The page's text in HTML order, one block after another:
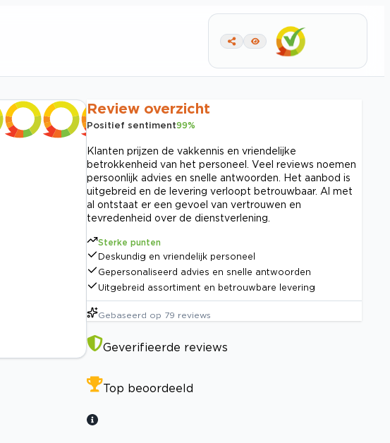
Review overzicht
Positief sentiment99%
Klanten prijzen de vakkennis en vriendelijke
betrokkenheid van het personeel. Veel reviews noemen
persoonlijk advies en snelle antwoorden. Het aanbod is
uitgebreid en de levering verloopt betrouwbaar. Al met
al ontstaat er een gevoel van vertrouwen en
tevredenheid over de dienstverlening.
Sterke punten
Deskundig en vriendelijk personeel
Gepersonaliseerd advies en snelle antwoorden
Uitgebreid assortiment en betrouwbare levering
Gebaseerd op 79 reviews
Geverifieerde reviews
Top beoordeeld